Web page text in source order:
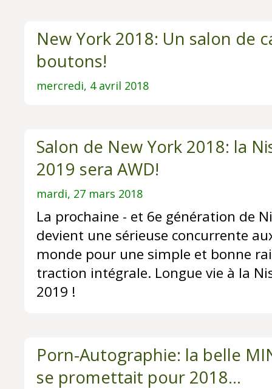
New York 2018: Un salon de
boutons!
mercredi, 4 avril 2018
Salon de New York 2018: la
2019 sera AWD!
mardi, 27 mars 2018
La prochaine - et 6e génération de
devient une sérieuse concurrente
monde pour une simple et bonne
traction intégrale. Longue vie à la
2019 !
Porn-Autographie: la belle
se promettait pour 2018...